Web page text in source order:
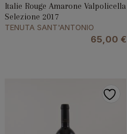
Italie Rouge Amarone Valpolicella
Selezione 2017
TENUTA SANT'ANTONIO
65,00 €